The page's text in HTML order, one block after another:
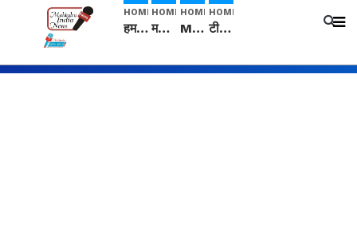
HOME
हम सनातनी..." सांसद kangana Ranaut से क्या बोली लड़की? Viral Jantar-Mantar | CJP protest
HOME
मनीषा हत्याकांड: हत्या, आत्महत्या या कोई बड़ा राज? | Full Story | Josh Haryana
HOME
Mangalsutra: हिंदू धर्म में शादी के बाद मंगलसूत्र क्यों पहनती है महिलाएं, किसने शुरु की ये परंपरा
HOME
टीम बीकेई ने एग्रीकल्चर ग्रेड की यूरिया खाद गट्टों में बदलकर टेक्निकल ग्रेड में बेचने वालों पर करवाई कार्रवाई: लखविंदर सिंह औलख